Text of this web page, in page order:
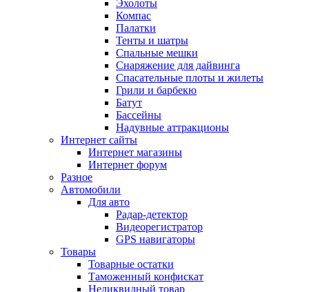
Эхолоты
Компас
Палатки
Тенты и шатры
Спальные мешки
Снаряжение для дайвинга
Спасательные плоты и жилеты
Грили и барбекю
Батут
Бассейны
Надувные аттракционы
Интернет сайты
Интернет магазины
Интернет форум
Разное
Автомобили
Для авто
Радар-детектор
Видеорегистратор
GPS навигаторы
Товары
Товарные остатки
Таможенный конфискат
Неликвидный товар